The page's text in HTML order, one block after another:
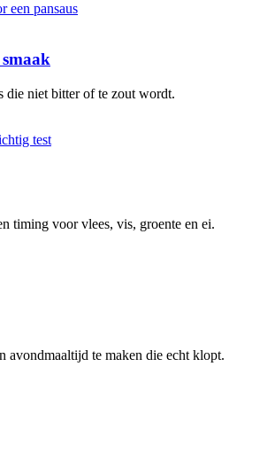
die niet bitter of te zout wordt.
timing voor vlees, vis, groente en ei.
avondmaaltijd te maken die echt klopt.